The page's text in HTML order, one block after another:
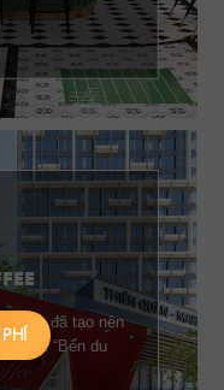
đã tạo nên
một “Bến du